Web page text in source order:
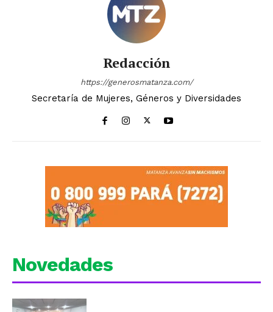
Redacción
https://generosmatanza.com/
Secretaría de Mujeres, Géneros y Diversidades
Novedades